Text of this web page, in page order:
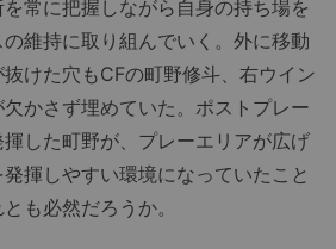
常に把握しながら自身の持ち場を
維持に取り組んでいく。外に移動
けた穴もCFの町野修斗、右ウイン
かさず埋めていた。ポストプレー
した町野が、プレーエリアが広げ
揮しやすい環境になっていたこと
も必然だろうか。